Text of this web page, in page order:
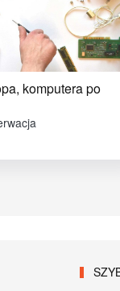
komputera po